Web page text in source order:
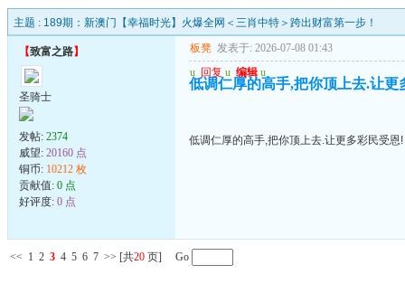
主题 : 189期：新澳门【幸福时光】火爆全网＜三肖中特＞跨出财富第一步！
【致富之路】
圣骑士
发帖: 2374
威望: 20160 点
铜币: 10212 枚
贡献值: 0 点
好评度: 0 点
板凳 发表于: 2026-07-08 01:43
u 回复 u 编辑 u
低调仁厚的高手,把你顶上去.让更
低调仁厚的高手,把你顶上去.让更多彩民受恩!
<< 1 2 3 4 5 6 7 >> [共20 页] Go